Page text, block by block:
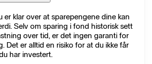
er klar over at sparepengene dine kan
Selv om sparing i fond historisk sett
over tid, er det ingen garanti for
Det er alltid en risiko for at du ikke får
har investert.